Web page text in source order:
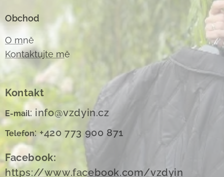
Obchod
O mně
Kontaktujte mě
Kontakt
E-mail: info@vzdyin.cz
Telefon: +420 773 900 871
Facebook:
https://www.facebook.com/vzdyin